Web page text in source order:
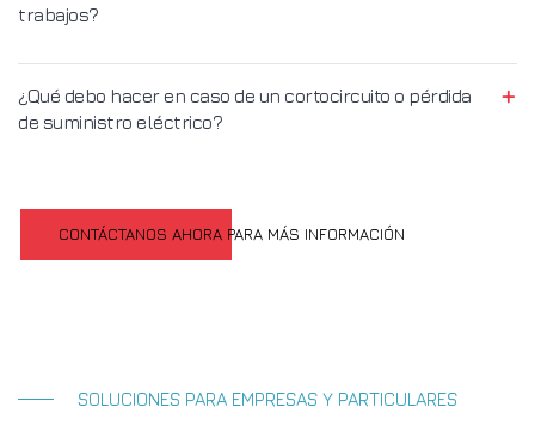
trabajos?
¿Qué debo hacer en caso de un cortocircuito o pérdida
de suministro eléctrico?
CONTÁCTANOS AHORA PARA MÁS INFORMACIÓN
SOLUCIONES PARA EMPRESAS Y PARTICULARES